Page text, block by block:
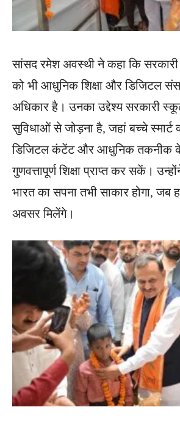
सांसद रमेश अवस्थी ने कहा कि सरकारी
को भी आधुनिक शिक्षा और डिजिटल
अधिकार है। उनका उद्देश्य सरकारी
सुविधाओं से जोड़ना है, जहां बच्चे स्मार्ट
डिजिटल कंटेंट और आधुनिक तकनीक
गुणवत्तापूर्ण शिक्षा प्राप्त कर सकें।
भारत का सपना तभी साकार होगा, जब
अवसर मिलेंगे।